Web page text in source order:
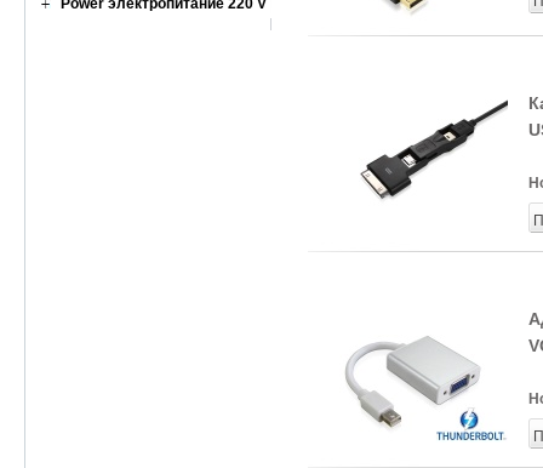
Power электропитание 220 V